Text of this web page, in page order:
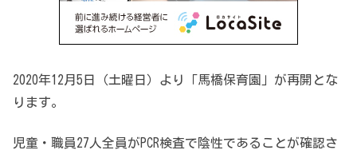
2020年12月5日（土曜日）より「馬橋保育園」が再開とな
ります。
児童・職員27人全員がPCR検査で陰性であることが確認さ